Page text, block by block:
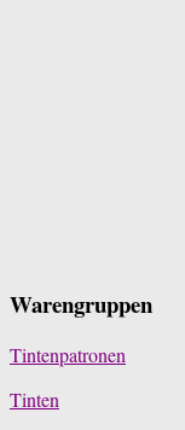
Warengruppen
Tintenpatronen
Tinten